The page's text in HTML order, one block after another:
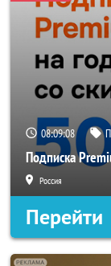
08:09:06
Подписка
Россия
Перейти